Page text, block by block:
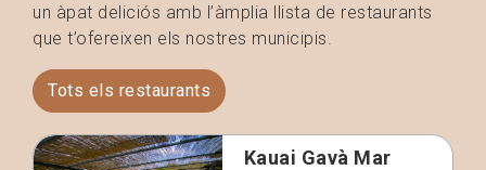
un àpat deliciós amb l’àmplia llista de restaurants
que t’ofereixen els nostres municipis.
Tots els restaurants
Kauai Gavà Mar